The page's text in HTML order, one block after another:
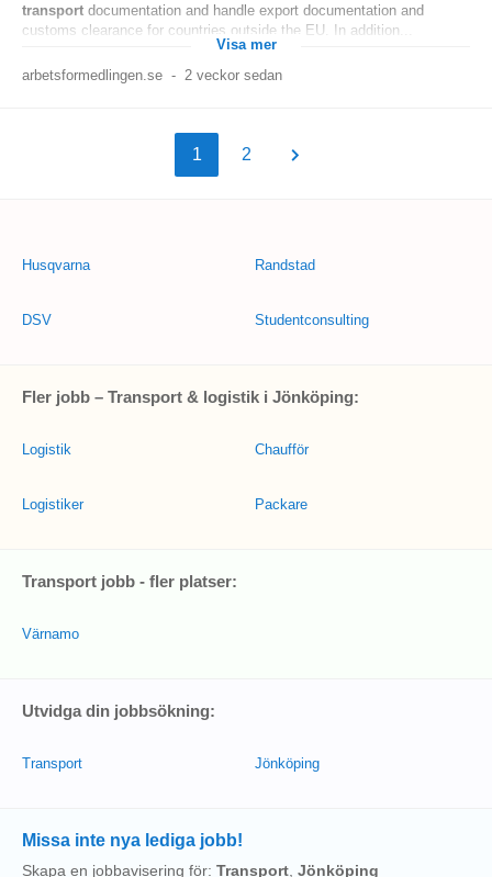
transport documentation and handle export documentation and
customs clearance for countries outside the EU. In addition...
Visa mer
arbetsformedlingen.se - 2 veckor sedan
1 2
Husqvarna
DSV
Randstad
Studentconsulting
Fler jobb – Transport & logistik i Jönköping:
Logistik
Logistiker
Chaufför
Packare
Transport jobb - fler platser:
Värnamo
Utvidga din jobbsökning:
Transport Jönköping
Missa inte nya lediga jobb!
Skapa en jobbavisering för: Transport Jönköping